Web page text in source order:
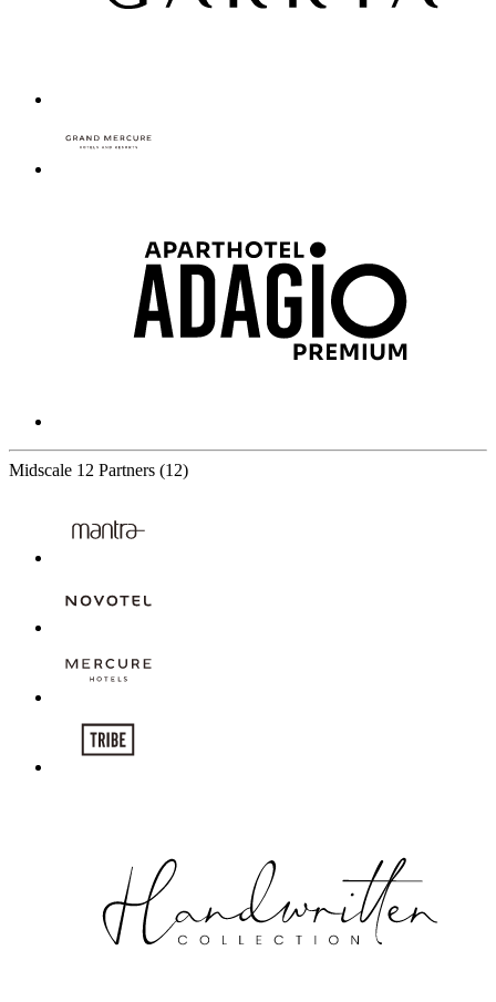
Midscale 12 Partners (12)